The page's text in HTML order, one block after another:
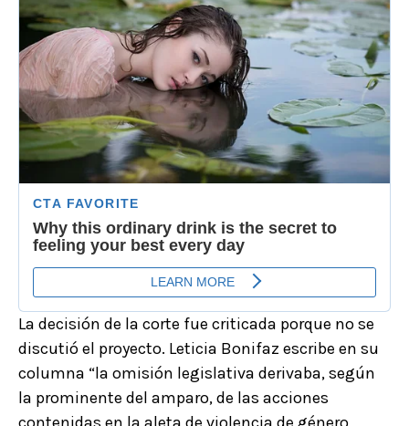
La decisión de la corte fue criticada porque no se
discutió el proyecto. Leticia Bonifaz escribe en su
columna “la omisión legislativa derivaba, según
la prominente del amparo, de las acciones